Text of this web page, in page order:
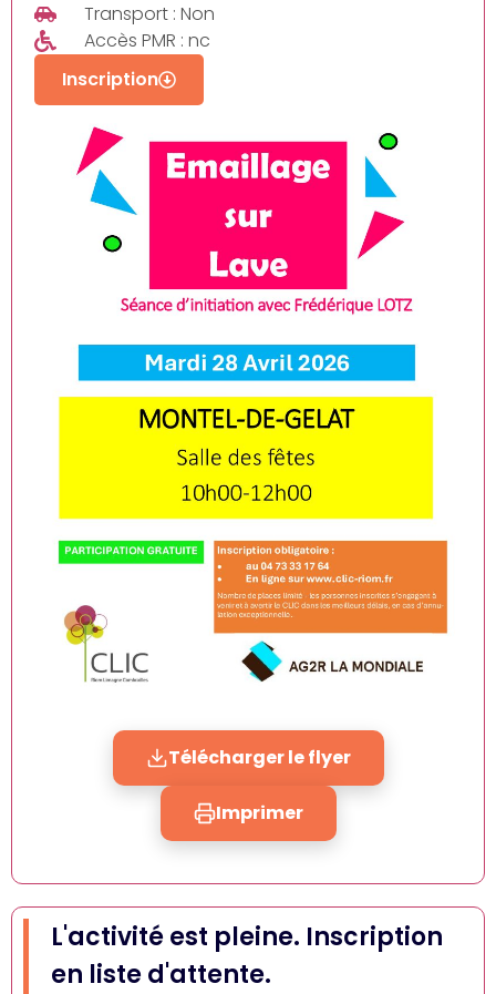
Transport : Non
Accès PMR : nc
Inscription
Télécharger le flyer
Imprimer
L'activité est pleine. Inscription
en liste d'attente.